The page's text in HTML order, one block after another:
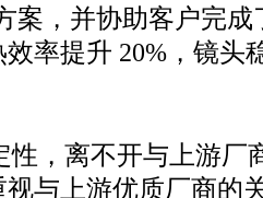
案，并协助客户完
率提升 20%，镜头
性，离不开与上游厂
与上游优质厂商的